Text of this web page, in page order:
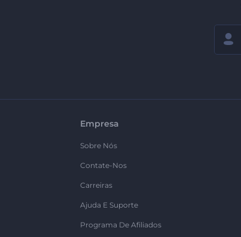
Empresa
Sobre Nós
Contate-Nos
Carreiras
Ajuda E Suporte
Programa De Afiliados